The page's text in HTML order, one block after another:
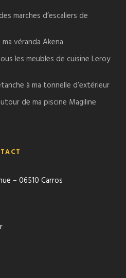
marches d’escaliers de
véranda Akena
les meubles de cuisine Leroy
à ma tonnelle d’extérieur
de ma piscine Magiline
– 06510 Carros